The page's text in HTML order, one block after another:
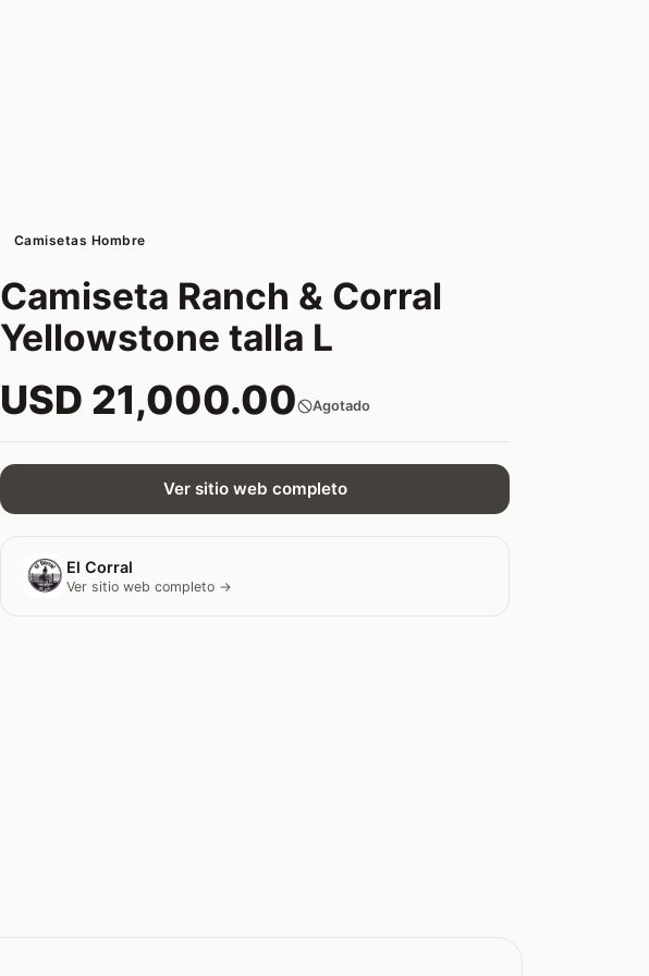
Camisetas Hombre
Camiseta Ranch & Corral
Yellowstone talla L
USD 21,000.00 Agotado
Ver sitio web completo
El Corral
Ver sitio web completo →